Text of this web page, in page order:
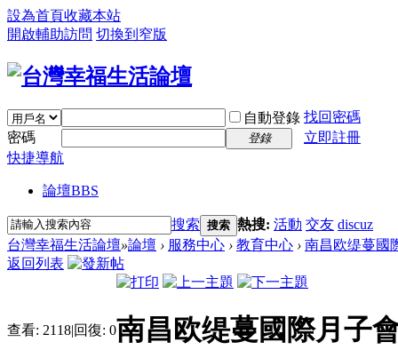
設為首頁收藏本站
開啟輔助訪問 切換到窄版
自動登錄 找回密碼
密碼
登錄
立即註冊
快捷導航
論壇BBS
搜索 搜索 熱搜: 活動 交友 discuz
台灣幸福生活論壇»論壇 › 服務中心 › 教育中心 › 南昌欧缇蔓國
返回列表
查看: 2118|回復: 0南昌欧缇蔓國際月子